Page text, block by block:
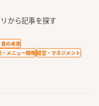
から記事を探す
の未来
メニュー戦略経営・マネジメント